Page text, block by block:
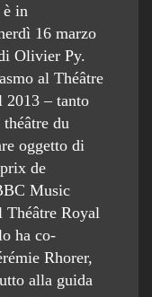
in
16 marzo
Olivier Py.
al Théâtre
2013 – tanto
du
oggetto di
de
Music
Théâtre Royal
ha co-
Rhorer,
alla guida